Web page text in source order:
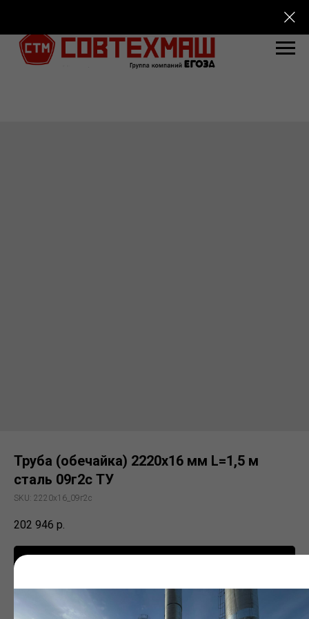
Труба (обечайка) 2220х16 мм L=1,5 м
сталь 09г2с ТУ
SKU: 2220х16_09г2с
202 946 р.